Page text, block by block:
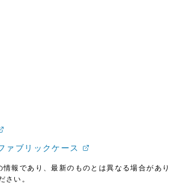
ブリックケース
報であり、最新のものとは異なる場合があり
さい。